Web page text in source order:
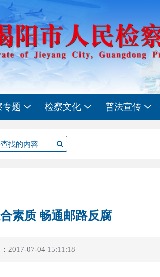
专题 检察文化 普法宣传
素质 畅通邮路反腐
：2017-07-04 15:11:18